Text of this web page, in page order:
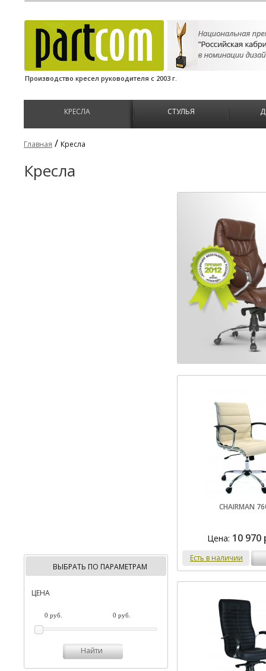
Производство кресел руководителя с 2003 г.
КРЕСЛА СТУЛЬЯ
Главная / Кресла
Кресла
ВЫБРАТЬ ПО ПАРАМЕТРАМ
ЦЕНА
Найти
CHAIRMAN
Цена: 10 970
Есть в наличии